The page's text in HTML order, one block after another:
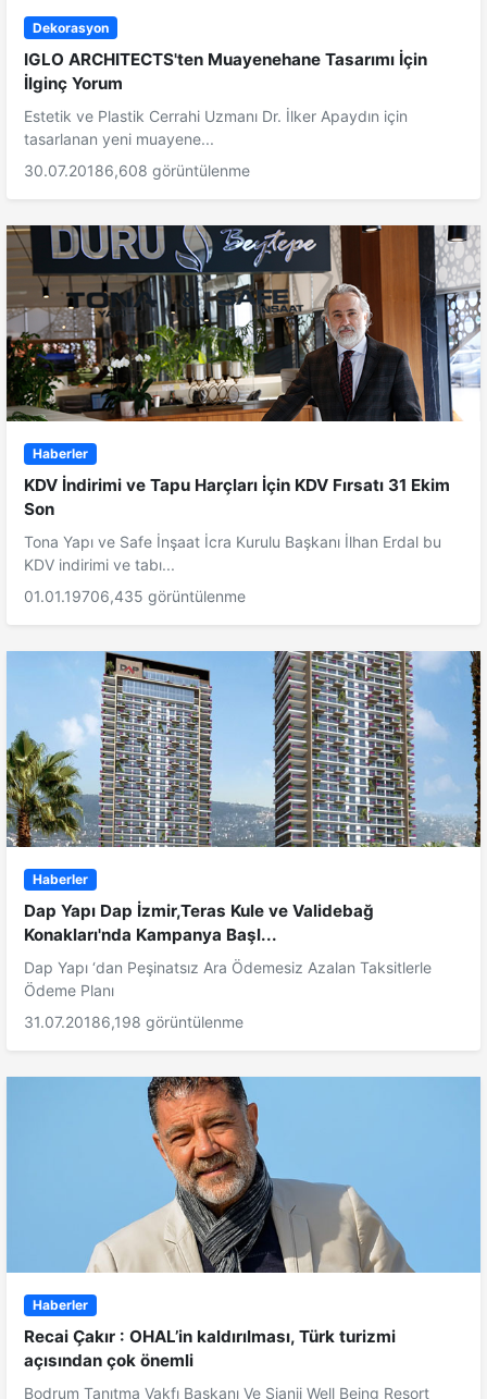
Dekorasyon
IGLO ARCHITECTS'ten Muayenehane Tasarımı İçin
İlginç Yorum
Estetik ve Plastik Cerrahi Uzmanı Dr. İlker Apaydın için
tasarlanan yeni muayene...
30.07.20186,608 görüntülenme
Haberler
KDV İndirimi ve Tapu Harçları İçin KDV Fırsatı 31 Ekim
Son
Tona Yapı ve Safe İnşaat İcra Kurulu Başkanı İlhan Erdal bu
KDV indirimi ve tabı...
01.01.19706,435 görüntülenme
Haberler
Dap Yapı Dap İzmir,Teras Kule ve Validebağ
Konakları'nda Kampanya Başl...
Dap Yapı ‘dan Peşinatsız Ara Ödemesiz Azalan Taksitlerle
Ödeme Planı
31.07.20186,198 görüntülenme
Haberler
Recai Çakır : OHAL’in kaldırılması, Türk turizmi
açısından çok önemli
Bodrum Tanıtma Vakfı Başkanı Ve Sianji Well Being Resort